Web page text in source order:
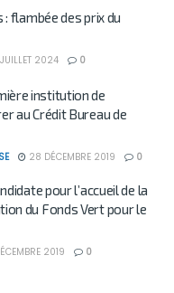
flambée des prix du
2024 0
institution de
au Crédit Bureau de
28 DÉCEMBRE 2019 0
pour l’accueil de la
du Fonds Vert pour le
2019 0